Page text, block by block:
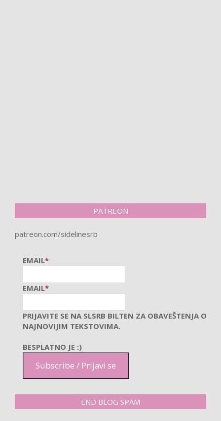
PATREON
patreon.com/sidelinesrb
EMAIL*
EMAIL*
PRIJAVITE SE NA SLSRB BILTEN ZA OBAVEŠTENJA O
NAJNOVIJIM TEKSTOVIMA.
BESPLATNO JE :)
Subscribe / Prijavi se
END BLOG SPAM